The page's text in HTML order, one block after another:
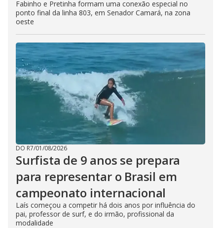
Fabinho e Pretinha formam uma conexão especial no
ponto final da linha 803, em Senador Camará, na zona
oeste
DO R7/01/08/2026
Surfista de 9 anos se prepara
para representar o Brasil em
campeonato internacional
Laís começou a competir há dois anos por influência do
pai, professor de surf, e do irmão, profissional da
modalidade